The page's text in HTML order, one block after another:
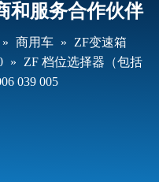
和服务合作伙伴
» 商用车 »
ZF变速箱
»
ZF 档位选择器（包括
039 005